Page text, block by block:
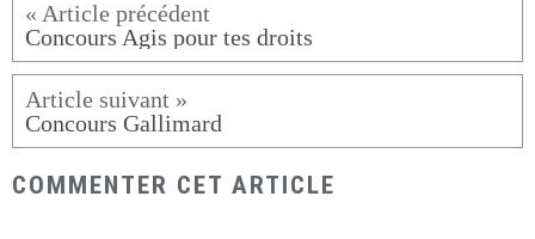
Concours Agis pour tes droits
Concours Gallimard
COMMENTER CET ARTICLE